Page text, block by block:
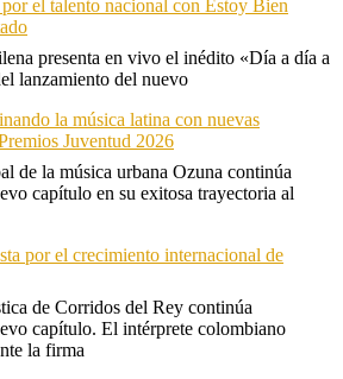
por el talento nacional con Estoy Bien
presenta en vivo el inédito «Día a día a
lanzamiento del nuevo
la música latina con nuevas
Juventud 2026
de la música urbana Ozuna continúa
capítulo en su exitosa trayectoria al
por el crecimiento internacional de
de Corridos del Rey continúa
capítulo. El intérprete colombiano
la firma